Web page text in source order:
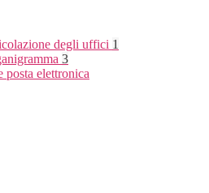
degli uffici 1
3
posta elettronica